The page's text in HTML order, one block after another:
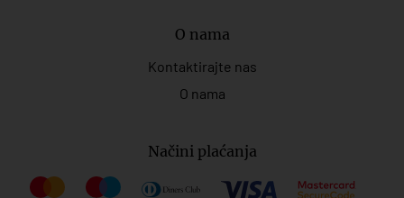
O nama
Kontaktirajte nas
O nama
Načini plaćanja